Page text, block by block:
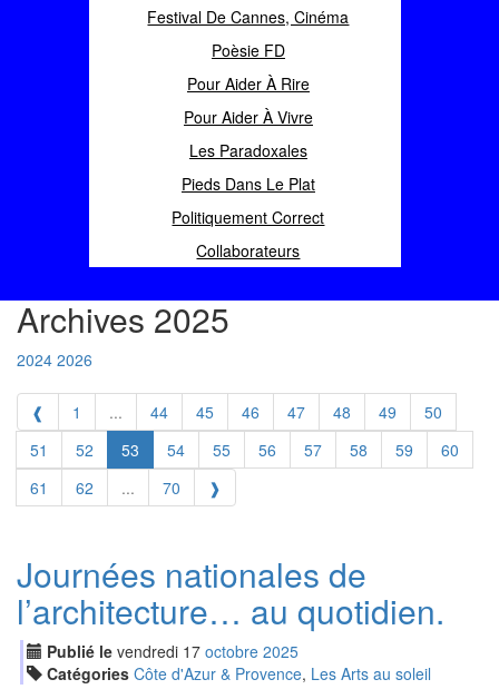
Festival De Cannes, Cinéma
Poèsie FD
Pour Aider À Rire
Pour Aider À Vivre
Les Paradoxales
Pieds Dans Le Plat
Politiquement Correct
Collaborateurs
Archives 2025
2024 2026
❰ 1 ... 44 45 46 47 48 49
50
51
52 53 54 55 56 57 58 59
60
61
62 ... 70 ❱
Journées nationales de
l’architecture… au quotidien.
Publié le vendredi 17 octobre 2025
Catégories Côte d'Azur & Provence, Les Arts au soleil